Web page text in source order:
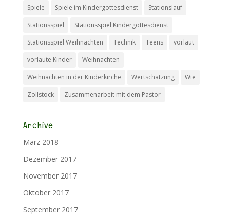
Spiele
Spiele im Kindergottesdienst
Stationslauf
Stationsspiel
Stationsspiel Kindergottesdienst
Stationsspiel Weihnachten
Technik Teens
vorlaut
vorlaute Kinder
Weihnachten
Weihnachten in der Kinderkirche
Wertschätzung
Wie
Zollstock
Zusammenarbeit mit dem Pastor
Archive
März 2018
Dezember 2017
November 2017
Oktober 2017
September 2017